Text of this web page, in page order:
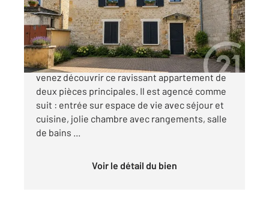
Appartement F2 à vendre
139 500 €
Au cœur de Valmondois, à deux pas de la gare,
venez découvrir ce ravissant appartement de
deux pièces principales. Il est agencé comme
suit : entrée sur espace de vie avec séjour et
cuisine, jolie chambre avec rangements, salle
de bains ...
Voir le détail du bien